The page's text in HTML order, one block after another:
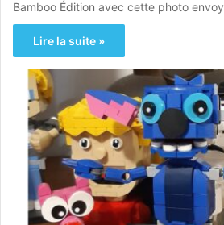
Bamboo Édition avec cette photo
Lire la suite »